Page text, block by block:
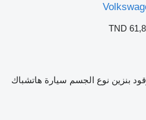
TND
بنزين نوع الجسم سيارة هاتشباك